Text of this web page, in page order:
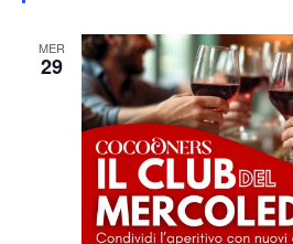
MER
29